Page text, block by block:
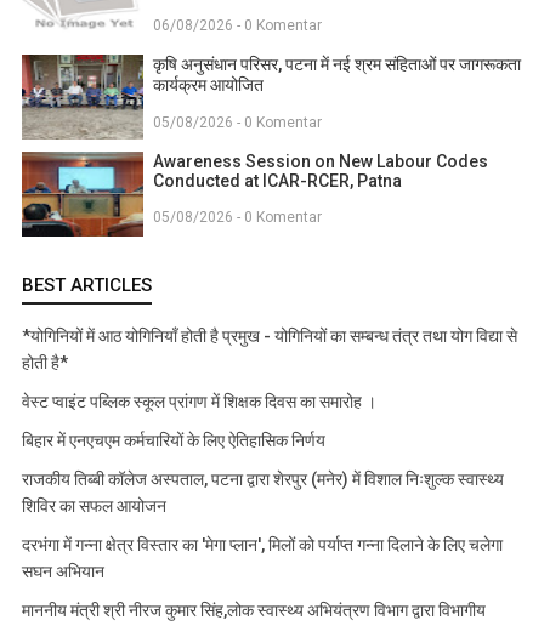
06/08/2026 - 0 Komentar
कृषि अनुसंधान परिसर, पटना में नई श्रम संहिताओं पर जागरूकता
कार्यक्रम आयोजित
05/08/2026 - 0 Komentar
Awareness Session on New Labour Codes
Conducted at ICAR-RCER, Patna
05/08/2026 - 0 Komentar
BEST ARTICLES
*योगिनियों में आठ योगिनियाँ होती है प्रमुख - योगिनियों का सम्बन्ध तंत्र तथा योग विद्या से
होती है*
वेस्ट प्वाइंट पब्लिक स्कूल प्रांगण में शिक्षक दिवस का समारोह ।
बिहार में एनएचएम कर्मचारियों के लिए ऐतिहासिक निर्णय
राजकीय तिब्बी कॉलेज अस्पताल, पटना द्वारा शेरपुर (मनेर) में विशाल निःशुल्क स्वास्थ्य
शिविर का सफल आयोजन
दरभंगा में गन्ना क्षेत्र विस्तार का 'मेगा प्लान', मिलों को पर्याप्त गन्ना दिलाने के लिए चलेगा
सघन अभियान
माननीय मंत्री श्री नीरज कुमार सिंह,लोक स्वास्थ्य अभियंत्रण विभाग द्वारा विभागीय